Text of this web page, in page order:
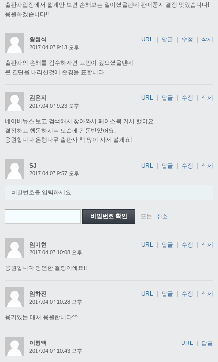
출판사입장에서 짧게만 보면 손해보는 일이셨을텐데 판매중지 결정 멋있습니다!
응원하겠습니다!!
황정식
2017.04.07 9:13 오후
출판사의 손해를 감수하자면 고민이 깊으셨을텐데
큰 결단을 내리신것에 존경을 표합니다.
URL 답글 수정 삭제
김은지
2017.04.07 9:23 오후
네이버뉴스 보고 검색해서 찾아와서 페이스북 게시 했어요.
결정하고 행동하시는 모습에 감동받았어요.
응원합니다.은행나무 출판사 책 많이 사서 볼게요!
URL 답글 수정 삭제
SJ
2017.04.07 9:57 오후
비밀번호를 입력하세요.
또는 취소
URL 답글 수정 삭제
임미현
2017.04.07 10:08 오후
응원합니다 당연한 결정이에요!!
URL 답글 수정 삭제
임하진
2017.04.07 10:28 오후
용기있는 대처 응원합니다^^
URL 답글 수정 삭제
이형택
2017.04.07 10:43 오후
URL | 답글